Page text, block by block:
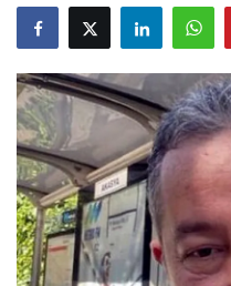
Asayiş
Çevre
Gizlilik Politikası
Reklam ve İşbirliği
Bodrum Trafik Yoğunluk